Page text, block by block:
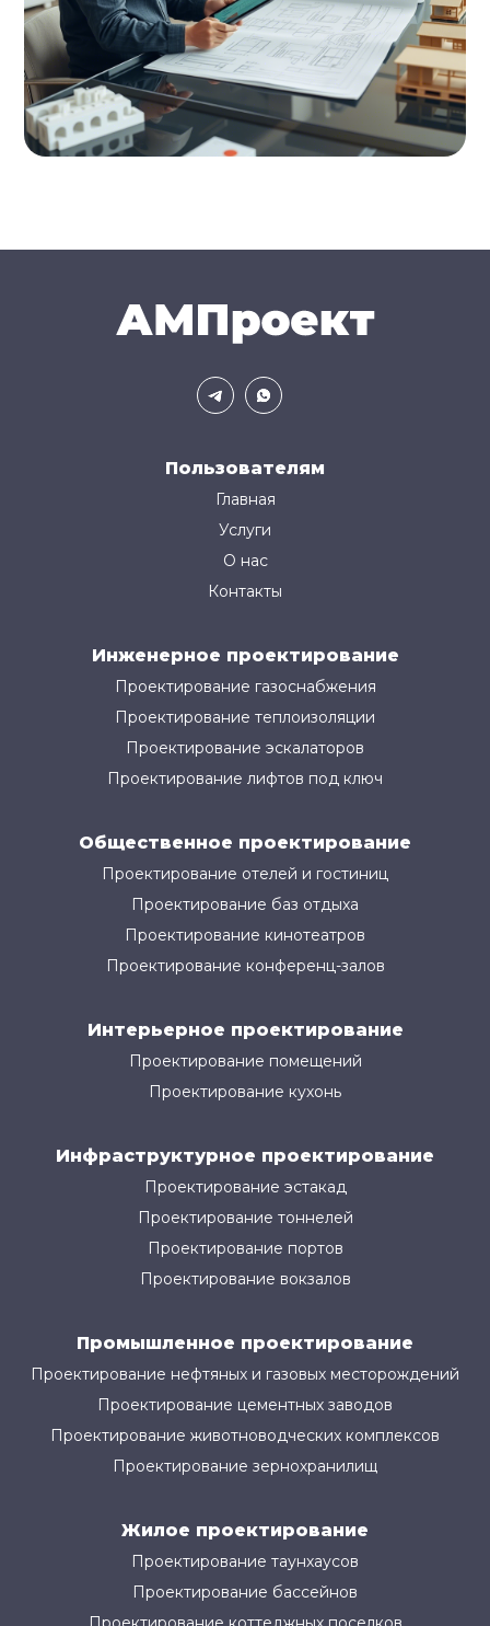
Пользователям
Главная
Услуги
О нас
Контакты
Инженерное проектирование
Проектирование газоснабжения
Проектирование теплоизоляции
Проектирование эскалаторов
Проектирование лифтов под ключ
Общественное проектирование
Проектирование отелей и гостиниц
Проектирование баз отдыха
Проектирование кинотеатров
Проектирование конференц-залов
Интерьерное проектирование
Проектирование помещений
Проектирование кухонь
Инфраструктурное проектирование
Проектирование эстакад
Проектирование тоннелей
Проектирование портов
Проектирование вокзалов
Промышленное проектирование
Проектирование нефтяных и газовых месторождений
Проектирование цементных заводов
Проектирование животноводческих комплексов
Проектирование зернохранилищ
Жилое проектирование
Проектирование таунхаусов
Проектирование бассейнов